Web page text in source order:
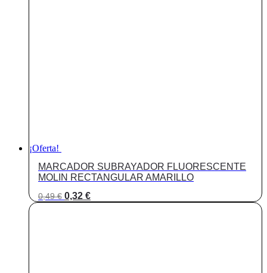
¡Oferta!
MARCADOR SUBRAYADOR FLUORESCENTE
MOLIN RECTANGULAR AMARILLO
0,49€ El
precio
0,32 €El
precio